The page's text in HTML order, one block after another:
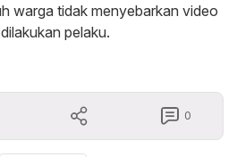
warga tidak menyebarkan video
pelaku.
0